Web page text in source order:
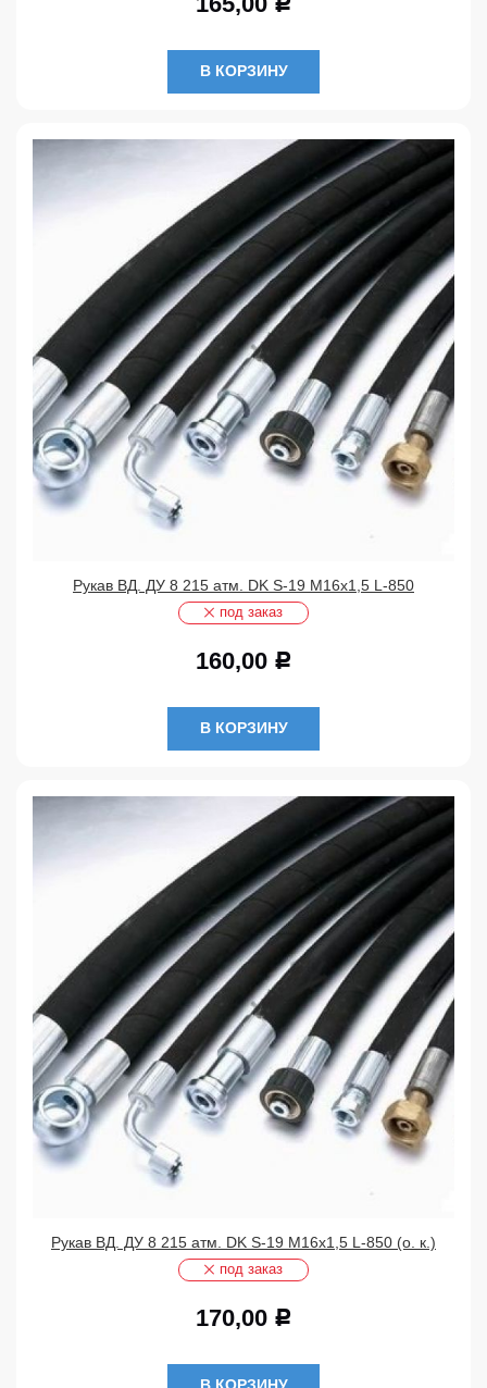
Р
В КОРЗИНУ
Рукав ВД. ДУ 8 215 атм. DK S-19 М16х1,5 L-850
под заказ
160,00 Р
В КОРЗИНУ
Рукав ВД. ДУ 8 215 атм. DK S-19 М16х1,5 L-850 (о. к.)
под заказ
170,00 Р